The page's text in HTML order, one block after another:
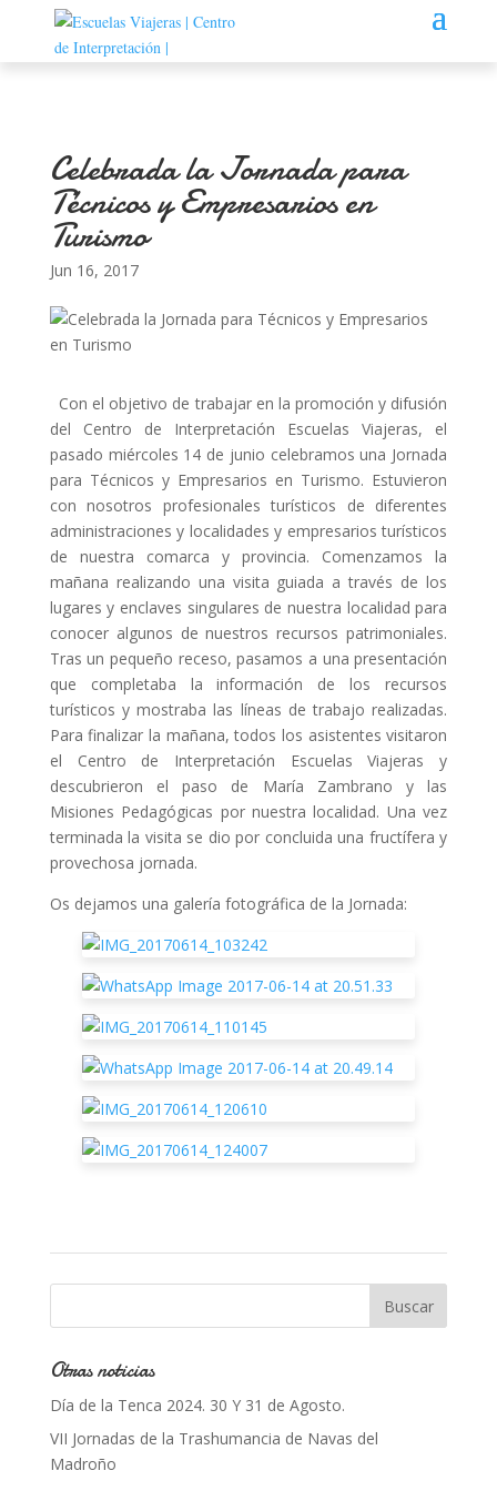
Celebrada la Jornada para
Técnicos y Empresarios en
Turismo
Jun 16, 2017
Con el objetivo de trabajar en la promoción y difusión
del Centro de Interpretación Escuelas Viajeras, el
pasado miércoles 14 de junio celebramos una Jornada
para Técnicos y Empresarios en Turismo. Estuvieron
con nosotros profesionales turísticos de diferentes
administraciones y localidades y empresarios turísticos
de nuestra comarca y provincia. Comenzamos la
mañana realizando una visita guiada a través de los
lugares y enclaves singulares de nuestra localidad para
conocer algunos de nuestros recursos patrimoniales.
Tras un pequeño receso, pasamos a una presentación
que completaba la información de los recursos
turísticos y mostraba las líneas de trabajo realizadas.
Para finalizar la mañana, todos los asistentes visitaron
el Centro de Interpretación Escuelas Viajeras y
descubrieron el paso de María Zambrano y las
Misiones Pedagógicas por nuestra localidad. Una vez
terminada la visita se dio por concluida una fructífera y
provechosa jornada.
Os dejamos una galería fotográfica de la Jornada:
Otras noticias
Día de la Tenca 2024. 30 Y 31 de Agosto.
VII Jornadas de la Trashumancia de Navas del
Madroño